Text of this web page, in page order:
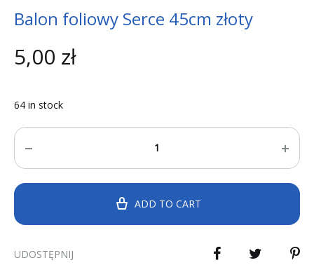
Balon foliowy Serce 45cm złoty
5,00 zł
64 in stock
Quantity
ADD TO CART
UDOSTĘPNIJ